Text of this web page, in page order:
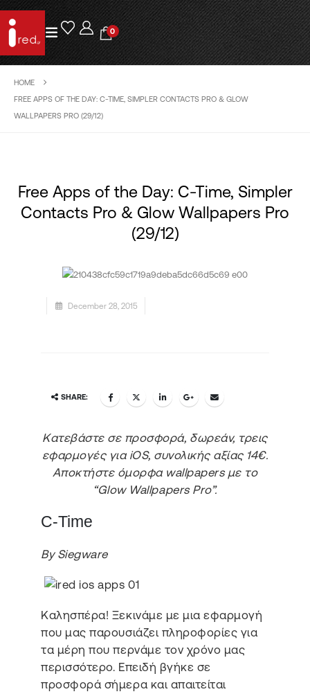
0
HOME
FREE APPS OF THE DAY: C-TIME, SIMPLER CONTACTS PRO & GLOW
WALLPAPERS PRO (29/12)
Free Apps of the Day: C-Time, Simpler
Contacts Pro & Glow Wallpapers Pro
(29/12)
December 28, 2015
SHARE:
Κατεβάστε σε προσφορά, δωρεάν, τρεις
εφαρμογές για iOS, συνολικής αξίας 14€.
Αποκτήστε όμορφα wallpapers με το
“Glow Wallpapers Pro”.
C-Time
By Siegware
Καλησπέρα! Ξεκινάμε με μια εφαρμογή
που μας παρουσιάζει πληροφορίες για
τα μέρη που περνάμε τον χρόνο μας
περισσότερο. Επειδή βγήκε σε
προσφορά σήμερα και απαιτείται